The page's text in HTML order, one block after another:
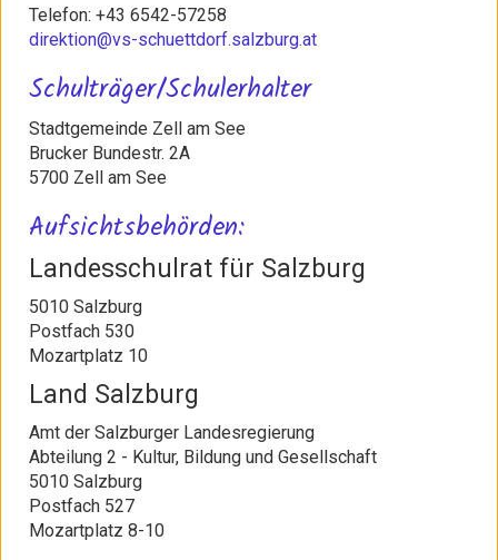
Telefon: +43 6542-57258
direktion@vs-schuettdorf.salzburg.at
Schulträger/Schulerhalter
Stadtgemeinde Zell am See
Brucker Bundestr. 2A
5700 Zell am See
Aufsichtsbehörden:
Landesschulrat für Salzburg
5010 Salzburg
Postfach 530
Mozartplatz 10
Land Salzburg
Amt der Salzburger Landesregierung
Abteilung 2 - Kultur, Bildung und Gesellschaft
5010 Salzburg
Postfach 527
Mozartplatz 8-10